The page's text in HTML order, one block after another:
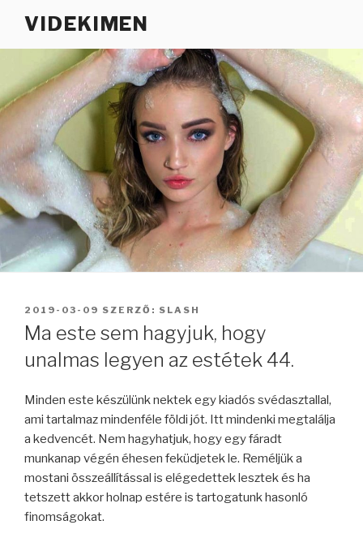
VIDEKIMEN
BEKÜLDVE:
2019-03-09 SZERZŐ: SLASH
Ma este sem hagyjuk, hogy
unalmas legyen az estétek 44.
Minden este készülünk nektek egy kiadós svédasztallal,
ami tartalmaz mindenféle földi jót. Itt mindenki megtalálja
a kedvencét. Nem hagyhatjuk, hogy egy fáradt
munkanap végén éhesen feküdjetek le. Reméljük a
mostani összeállítással is elégedettek lesztek és ha
tetszett akkor holnap estére is tartogatunk hasonló
finomságokat.